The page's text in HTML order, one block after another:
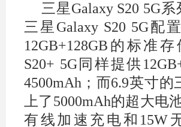
三星Galaxy S20 5G
三星Galaxy S20 5G配
12GB+128GB的标准
S20+ 5G同样提供
4500mAh；而6.9英寸的
上了5000mAh的超大
有线加速充电和15W